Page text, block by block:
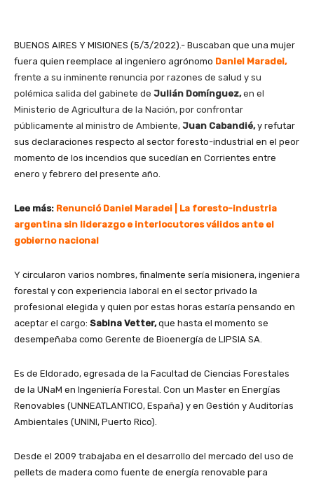
BUENOS AIRES Y MISIONES (5/3/2022).- Buscaban que una mujer
fuera quien reemplace al ingeniero agrónomo Daniel Maradei,
frente a su inminente renuncia por razones de salud y su
polémica salida del gabinete de Julián Domínguez,en el
Ministerio de Agricultura de la Nación, por confrontar
públicamente al ministro de Ambiente, Juan Cabandié,y refutar
sus declaraciones respecto al sector foresto-industrial en el peor
momento de los incendios que sucedían en Corrientes entre
enero y febrero del presente año.
Lee más: Renunció Daniel Maradei | La foresto-industria
argentina sin liderazgo e interlocutores válidos ante el
gobierno nacional
Y circularon varios nombres, finalmente sería misionera, ingeniera
forestal y con experiencia laboral en el sector privado la
profesional elegida y quien por estas horas estaría pensando en
aceptar el cargo: Sabina Vetter,que hasta el momento se
desempeñaba como Gerente de Bioenergía de LIPSIA SA.
Es de Eldorado, egresada de la Facultad de Ciencias Forestales
de la UNaM en Ingeniería Forestal. Con un Master en Energías
Renovables (UNNEATLANTICO, España) y en Gestión y Auditorías
Ambientales (UNINI, Puerto Rico).
Desde el 2009 trabajaba en el desarrollo del mercado del uso de
pellets de madera como fuente de energía renovable para